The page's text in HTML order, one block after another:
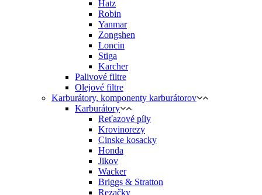
Hatz
Robin
Yanmar
Zongshen
Loncin
Stiga
Karcher
Palivové filtre
Olejové filtre
Karburátory, komponenty karburátorov
Karburátory
Reťazové píly
Krovinorezy
Cinske kosacky
Honda
Jikov
Wacker
Briggs & Stratton
Rezačky